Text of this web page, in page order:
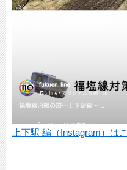
上下駅 編（Instagram）は